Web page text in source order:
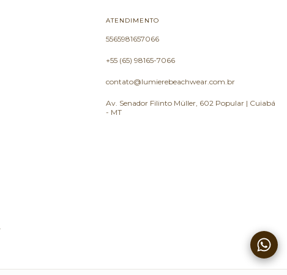
ATENDIMENTO
5565981657066
+55 (65) 98165-7066
contato@lumierebeachwear.com.br
Av. Senador Filinto Müller, 602 Popular | Cuiabá
- MT